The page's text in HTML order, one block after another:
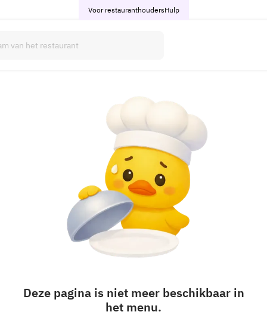
Voor restauranthoudersHulp
Deze pagina is niet meer beschikbaar in
het menu.